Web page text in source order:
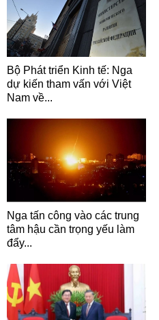
Bộ Phát triển Kinh tế: Nga
dự kiến tham vấn với Việt
Nam về...
Nga tấn công vào các trung
tâm hậu cần trọng yếu làm
đẩy...